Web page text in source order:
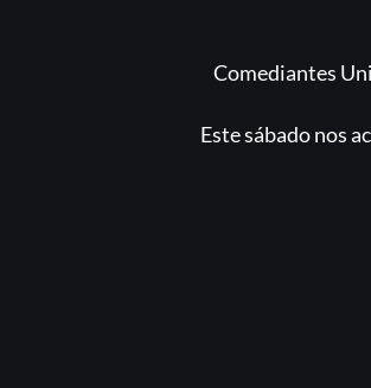
Comediantes
Este sábado nos